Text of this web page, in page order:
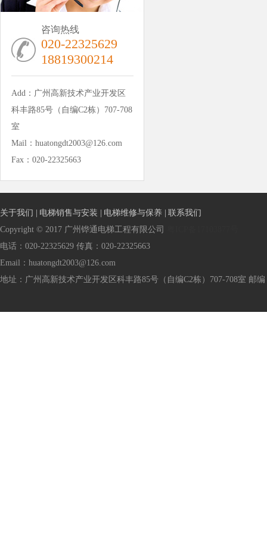
咨询热线
020-22325629
18819300214
Add：广州高新技术产业开发区
科丰路85号（自编C2栋）707-708
室
Mail：huatongdt2003@126.com
Fax：020-22325663
关于我们 | 电梯销售与安装 | 电梯维修与保养 |
联系我们
Copyright © 2017 广州铧通电梯工程有限公司
电话：020-22325629 传真：020-22325663
Email：huatongdt2003@126.com
地址：广州高新技术产业开发区科丰路85号（自编C2栋）707-708室 邮编